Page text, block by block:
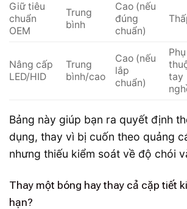
Giữ tiêu
chuẩn
OEM
Trung
bình
Cao (nếu
đúng
chuẩn)
Nâng cấp
LED/HID
Trung
bình/cao
Cao (nếu
lắp
chuẩn)
Phụ
tay
Bảng này giúp bạn ra quyết định
dụng, thay vì bị cuốn theo quảng
nhưng thiếu kiểm soát về độ chói
Thay một bóng hay thay cả cặp tiết
hạn?